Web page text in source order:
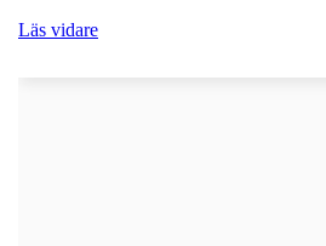
Läs vidare